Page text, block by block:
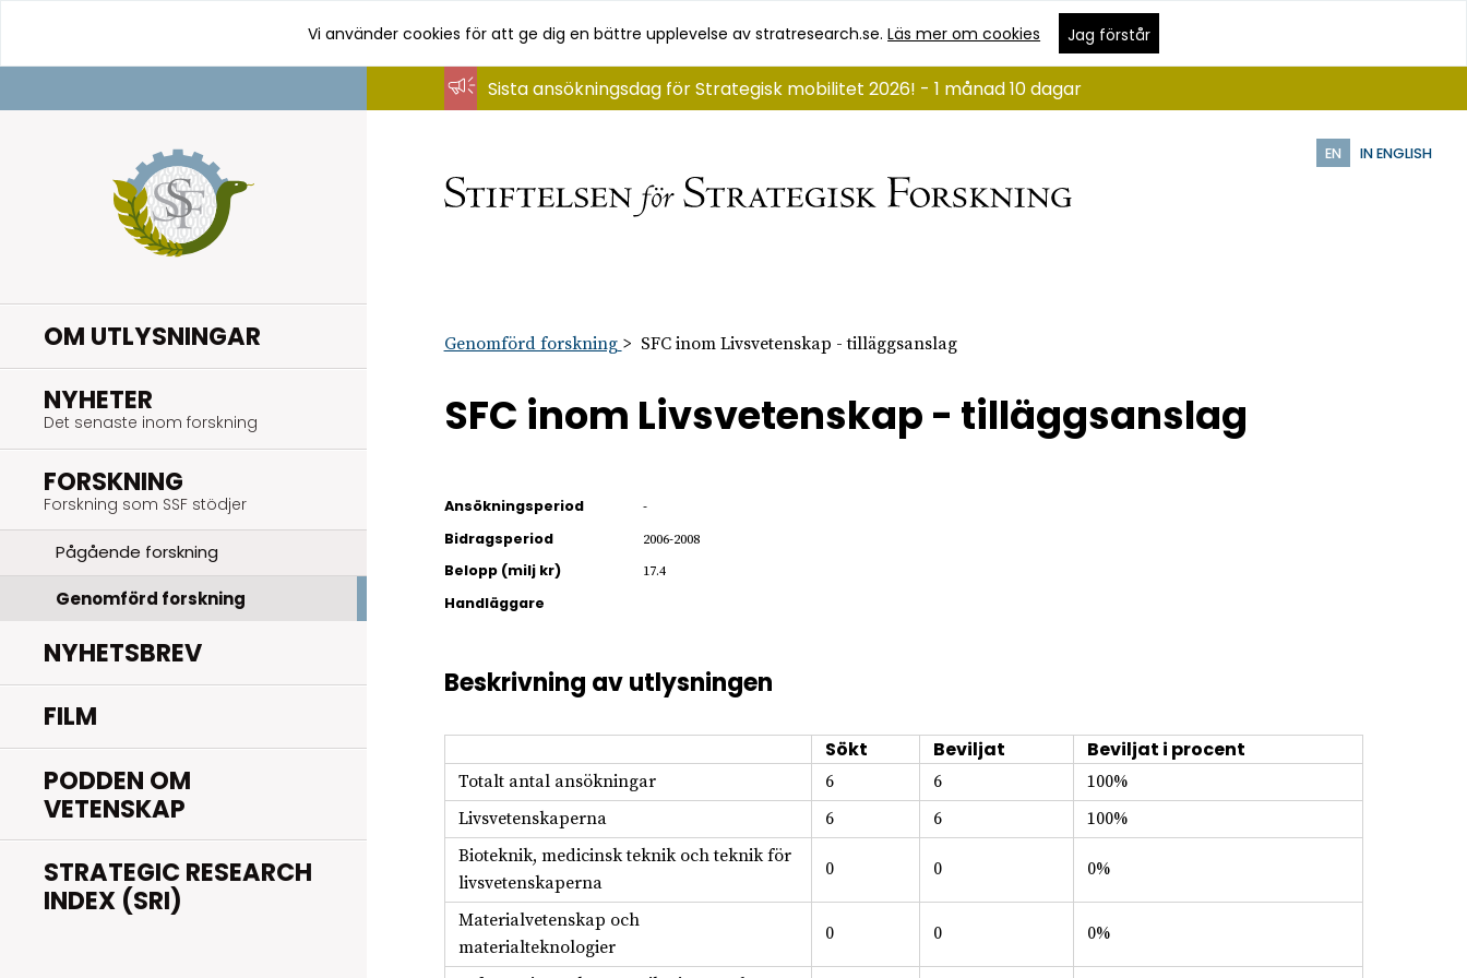
innehåll
Vi använder cookies för att ge dig en bättre upplevelse av stratresearch.se.Läs mer om cookies Jag förstår
EN IN ENGLISH
OM UTLYSNINGAR
NYHETER
Det senaste inom forskning
FORSKNING
Forskning som SSF stödjer
Pågående forskning
Genomförd forskning
NYHETSBREV
FILM
PODDEN OM
VETENSKAP
STRATEGIC RESEARCH
INDEX (SRI)
Sista ansökningsdag för Strategisk mobilitet 2026! - 1 månad 10 dagar
Genomförd forskning SFC inom Livsvetenskap - tilläggsanslag
SFC inom Livsvetenskap - tilläggsanslag
Ansökningsperiod -
Bidragsperiod 2006-2008
Belopp (milj kr) 17.4
Handläggare
Beskrivning av utlysningen
Sökt Beviljat Beviljat i procent
Totalt antal ansökningar 6 6
100%
Livsvetenskaperna
6 6
100%
Bioteknik, medicinsk teknik och teknik för
livsvetenskaperna
0 0 0%
Materialvetenskap och
materialteknologier
0 0 0%